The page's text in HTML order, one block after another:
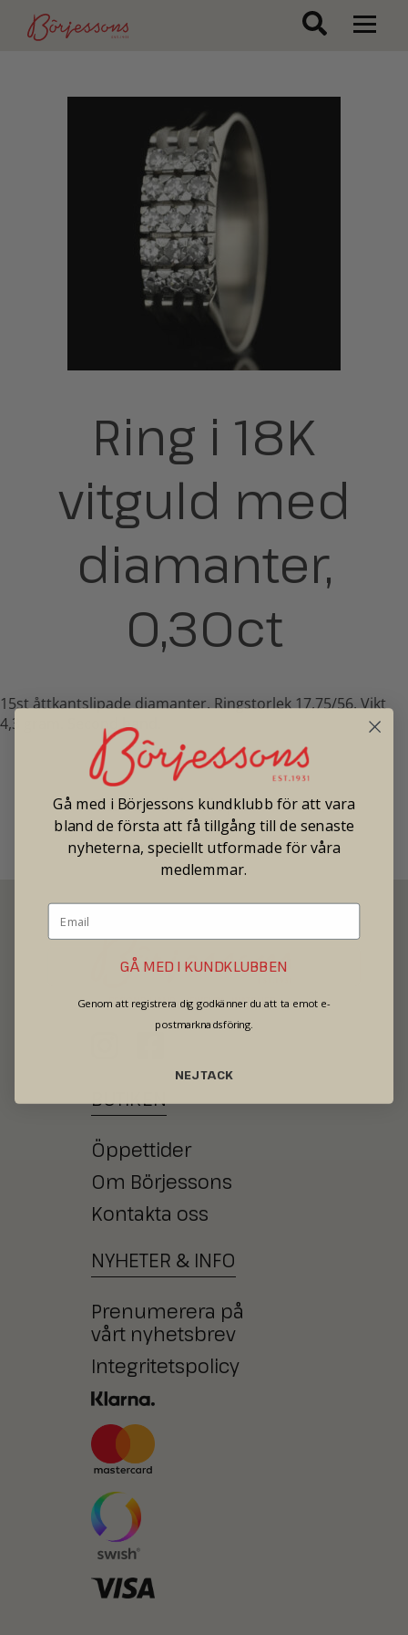
Ring i 18K
vitguld med
diamanter,
0,30ct
15st åttkantslipade diamanter. Ringstorlek 17,75/56. Vikt
4,3 gram. Second hand.
Pris: 8 500
Tradionellt butikspris: 17 000
SECOND HAND - JEWELRY - WATCHES
BUTIKEN
Öppettider
Om Börjessons
Kontakta oss
NYHETER & INFO
Prenumerera på
vårt nyhetsbrev
Integritetspolicy
Gå med i Börjessons kundklubb för att vara
bland de första att få tillgång till de senaste
nyheterna, speciellt utformade för våra
medlemmar.
GÅ MED I KUNDKLUBBEN
Genom att registrera dig godkänner du att ta emot e-
postmarknadsföring.
NEJ TACK